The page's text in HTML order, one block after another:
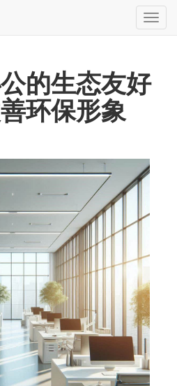
切
换
的生态友好
环保形象